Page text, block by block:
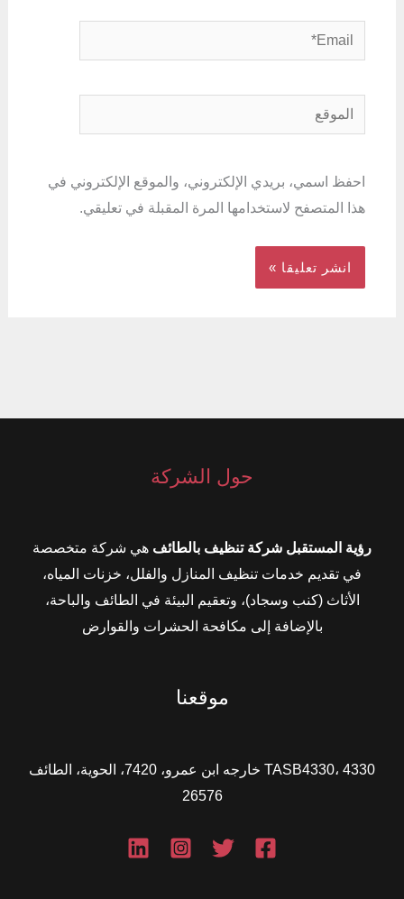
Email*
الموقع
احفظ اسمي، بريدي الإلكتروني، والموقع الإلكتروني في
هذا المتصفح لاستخدامها المرة المقبلة في تعليقي.
حول الشركة
رؤية المستقبل شركة تنظيف بالطائف هي شركة متخصصة
في تقديم خدمات تنظيف المنازل والفلل، خزنات المياه،
الأثاث (كنب وسجاد)، وتعقيم البيئة في الطائف والباحة،
بالإضافة إلى مكافحة الحشرات والقوارض
موقعنا
TASB4330، 4330 خارجه ابن عمرو، 7420، الحوية، الطائف
26576